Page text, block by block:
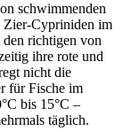
schwimmenden
Zier-Cypriniden im
richtigen von
ihre rote und
nicht die
für Fische im
bis 15°C –
täglich.